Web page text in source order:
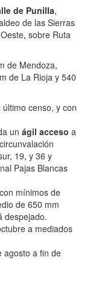
de Punilla,
de las Sierras
sobre Ruta
de Mendoza,
de La Rioja y 540
último censo, y con
un ágil acceso a
19, y 36 y
Pajas Blancas
mínimos de
de 650 mm
despejado.
a mediados
agosto a fin de